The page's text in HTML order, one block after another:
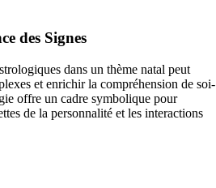
des Signes
dans un thème natal peut
et enrichir la compréhension de soi-
offre un cadre symbolique pour
de la personnalité et les interactions